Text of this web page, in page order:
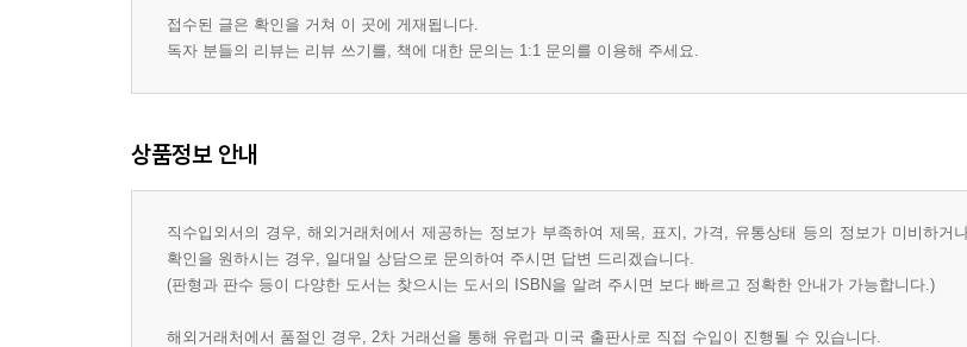
접수된 글은 확인을 거쳐 이 곳에 게재됩니다.
독자 분들의 리뷰는 리뷰 쓰기를, 책에 대한 문의는 1:1 문의를 이용해 주세요.
상품정보 안내
직수입외서의 경우, 해외거래처에서 제공하는 정보가 부족하여 제목, 표지, 가격, 유통상태 등의 정보가 미비하거
확인을 원하시는 경우, 일대일 상담으로 문의하여 주시면 답변 드리겠습니다.
(판형과 판수 등이 다양한 도서는 찾으시는 도서의 ISBN을 알려 주시면 보다 빠르고 정확한 안내가 가능합니다.)
해외거래처에서 품절인 경우, 2차 거래선을 통해 유럽과 미국 출판사로 직접 수입이 진행될 수 있습니다.